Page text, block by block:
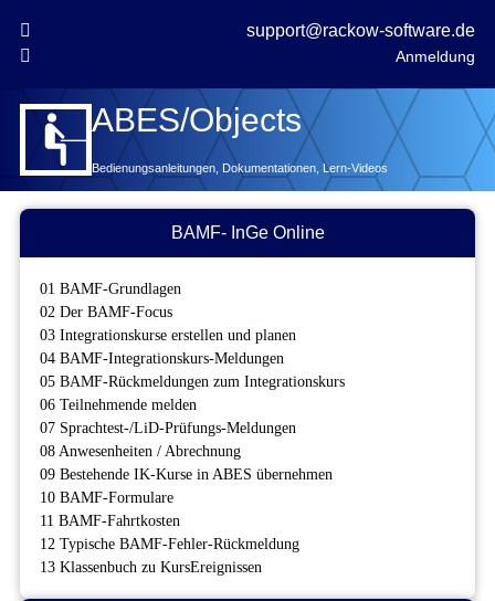

support@rackow-software.de

Anmeldung
ABES/Objects
Bedienungsanleitungen, Dokumentationen, Lern-Videos
BAMF- InGe Online
01 BAMF-Grundlagen
02 Der BAMF-Focus
03 Integrationskurse erstellen und planen
04 BAMF-Integrationskurs-Meldungen
05 BAMF-Rückmeldungen zum Integrationskurs
06 Teilnehmende melden
07 Sprachtest-/LiD-Prüfungs-Meldungen
08 Anwesenheiten / Abrechnung
09 Bestehende IK-Kurse in ABES übernehmen
10 BAMF-Formulare
11 BAMF-Fahrtkosten
12 Typische BAMF-Fehler-Rückmeldung
13 Klassenbuch zu KursEreignissen